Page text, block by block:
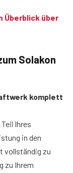
Überblick über
Solakon
komplett
Ihres
in den
vollständig zu
zu Ihrem